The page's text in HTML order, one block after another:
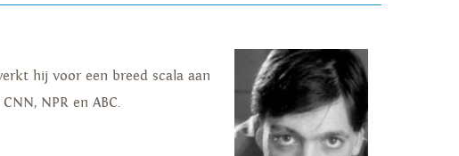
hij voor een breed scala aan
NPR en ABC.